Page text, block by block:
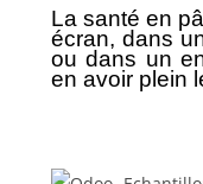
La santé en
écran, dans
ou dans un
en avoir plein